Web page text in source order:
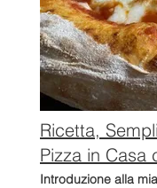
Ricetta,
Pizza in Casa
Introduzione alla mia Pizza Margherita con Lievito di Birra Questa Pizza Margherita con Lievito di Birra è più veloce di quella tradizionale Massa Madre ed è in stile Napoletano (il che significa che è più pastosa e ha il bordo giusto; a Roma la pizza solitamente è molto più sottile). Il lievito di birra è più facile e veloce da usare e il risultato è abbastanza vicino a quello che otterresti con il lievito naturale più impegnativo. Fare la pizza sembra facile: ci sono pochi ingredienti e semplici passaggi. Tuttavia, tutto deve essere eseguito alla perfezione per farlo bene, quindi leggi attentamente le istruzioni e i suggerimenti in questa pagina prima di iniziare. La tua pizza Margherita con Lievito di Birra sarà buona come quella della pizzeria! Se è la prima volta che lavori con i Lieviti, continua a leggere prima di iniziare. Credo sia fondamentale approfondire maggiormente i tempi di preparazione (questo punto vale per qualsiasi ricetta che preveda farina e lievito) ; il tempo di lievitazione è dato da diversi fattori, come la quantità di lievito utilizzata, la temperatura ambientale e il risultato che si vuole ottenere, e tutto questo è pura chimica. Clicca qui per saperne di più Breve storia della Pizza Margherita La Pizza Margherita con Lievito di Birra è una delle mie preferite. È la pizza italiana più famosa nel mondo e una delle più antiche. Nel 1889 il pizzaiolo napoletano Raffaele Esposito lo realizzò in onore della regina Margherita di Savoia e lo guarnise con pomodorini, mozzarella e basilico, rappresentanti la bandiera italiana. Ingredienti per la Tua Pizza in Casa con Lievito di Birra Per l'impasto: 500gr di Caputo Pizzeria o Caputo Nuvola 300gr di Acqua (meglio se di bottiglia in quanto il Cloro presente nell'acqua del rubinetto influisce negativamente sulla lievitazione dell'impasto) 17gr di Olio Extravergine di Oliva 10gr di sale marino Un cucchiaino di lievito di birra in polvere (circa 4gr) Per la salsa: 250gr di Passata (io uso la Passata Mutti) 300gr di Mozzarella (controlla i consigli sopra) Un cucchiaio di Olio Extra Vergine di Oliva Un pizzico di sale 2 o 3 foglie di basilico Pizza in Casa con Lievito di Birra passo-passo Ora iniziamo a fare la vostra pizza in casa con il lievito di birra, Margarita. Potete fare l'impasto a mano o con la macchina impastatrice; ricordatevi che il glutine impiega 10/20 minuti per svilupparsi. NOTA: Quando lo impasto a mano, lo impasto grossolanamente e lo lascio riposare per 30' - 45' per permettere all'acqua di essere assorbita dall'impasto e iniziare la produzione di glutine. Poi torno per completare l'impasto. Questo ti farà risparmiare un sacco di fatica. Mescolare in una ciotola tutti gli ingredienti tranne l'olio e lavorare l'impasto fino a renderlo elastico. Questa elasticità permette alla tua pizza di non rompersi se stesa prima di cuocerla. È dovuto alle proteine della farina che si trasformano in glutine se mescolate con acqua. NOTA: Se aggiungete l'olio prima di questo punto, la farina farà fatica ad assorbire l'acqua. Fatto questo aggiungete l’olio e continuate a mescolare fino a completo assorbimento . Mettete l'impasto sul tavolo della cucina , assicurandovi di aver aggiunto un po' di farina per non farlo attaccare e iniziate a lavorare a forma di tondo; in italiano chiamiamo questo procedimento "Pirlatura" (cercherò di fare un video appena avrò un attimo), ma sostanzialmente consiste nello alzare e piegare l'impasto (io di solito lo piego tre volte) e poi con la mano fare trasformarlo in una palla, questo processo aiuta a rafforzare l'impasto e a iniziare a intrappolare l'aria all'interno, quest'aria ti servirà quando prepari la pizza da cuocere :) Poi si rimette l'impasto nella ciotola e lo si copre in modo che non si secchi per un